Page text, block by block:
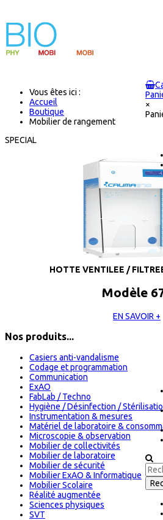
×
Vous êtes ici :
Accueil
Boutique
Mobilier de rangement
SPECIAL
HOTTE VENTILEE /
Modèle
EN SAVOIR +
Nos produits...
Casiers anti-vandalisme
Codage et programmation
Communication
ExAO
FabLab / Techno
Hygiène / Désinfection /
Instrumentation & mesures
Matériel de laboratoire &
Microscopie & observation
Mobilier de collectivités
Mobilier de laboratoire
Mobilier de sécurité
Mobilier ExAO & Informatique
Mobilier Scolaire
Réalité augmentée
Sciences physiques
SVT